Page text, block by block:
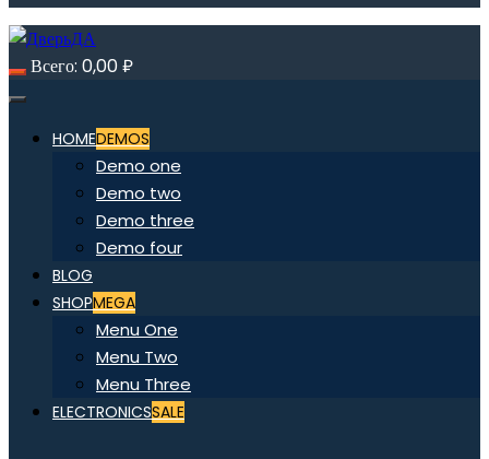
Всего: 0,00₽
HOMEDEMOS
Demo one
Demo two
Demo three
Demo four
BLOG
SHOPMEGA
Menu One
Menu Two
Menu Three
ELECTRONICSSALE